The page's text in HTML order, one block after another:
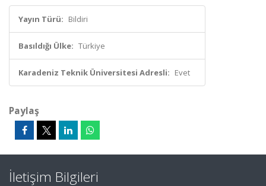
Yayın Türü: Bildiri
Basıldığı Ülke: Türkiye
Karadeniz Teknik Üniversitesi Adresli: Evet
Paylaş
İletişim Bilgileri